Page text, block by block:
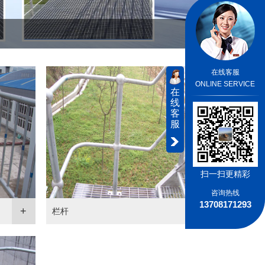
在
线
客
服
在线客服
ONLINE SERVICE
扫一扫更精彩
咨询热线
13708171293
栏杆